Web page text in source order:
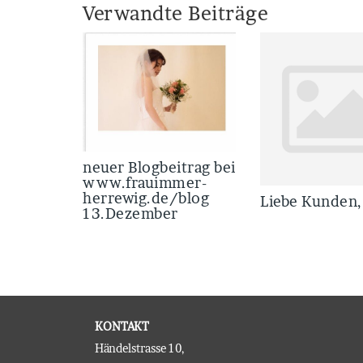
Verwandte Beiträge
neuer Blogbeitrag bei
www.frauimmer-
herrewig.de/blog
13.Dezember
Liebe Kunden,
KONTAKT
Händelstrasse 10,